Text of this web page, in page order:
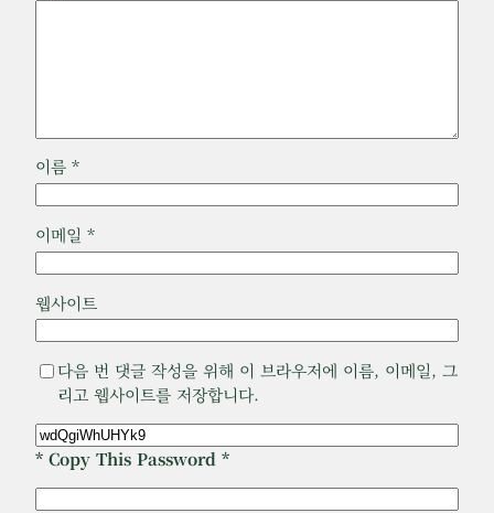
이름 *
이메일 *
웹사이트
다음 번 댓글 작성을 위해 이 브라우저에 이름, 이메일, 그
리고 웹사이트를 저장합니다.
* Copy This Password *